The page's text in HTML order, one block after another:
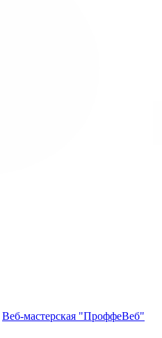
Веб-мастерская "ПроффеВеб"